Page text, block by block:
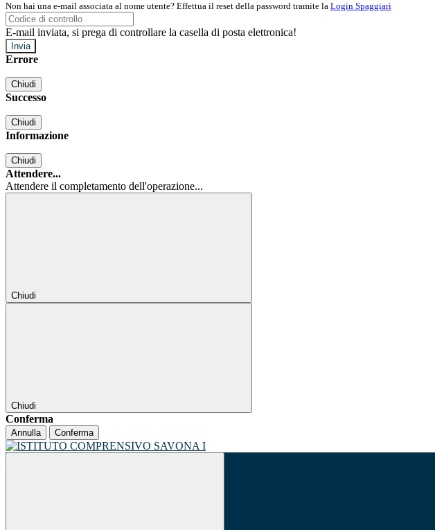
Non hai una e-mail associata al nome utente? Effettua il reset della password tramite la Login Spaggiari
E-mail inviata, si prega di controllare la casella di posta elettronica!
Errore
Chiudi
Successo
Chiudi
Informazione
Chiudi
Attendere...
Attendere il completamento dell'operazione...
Chiudi
Chiudi
Conferma
Annulla Conferma